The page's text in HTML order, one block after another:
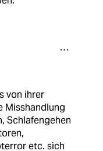
von ihrer
Misshandlung
Schlafengehen
etc. sich